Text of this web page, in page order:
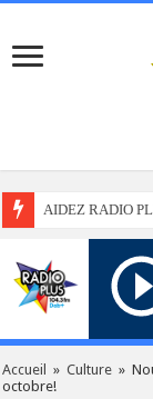
AIDEZ RADIO
Accueil » Culture »
octobre!